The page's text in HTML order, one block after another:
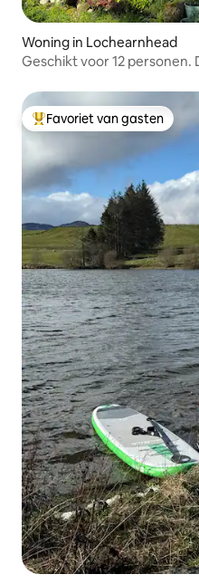
Woning in Lochearnhead
Geschikt voor 12 personen.
Topfavoriet van gasten
Favoriet van gasten